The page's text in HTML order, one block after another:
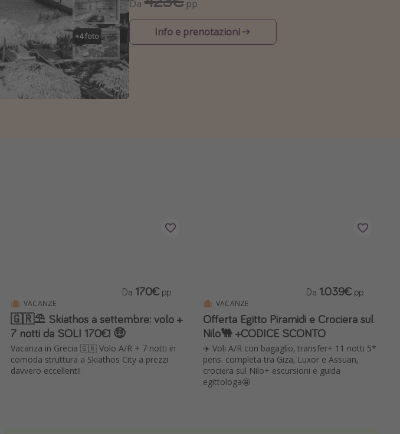
+4foto
Da pp
Info e prenotazioni
VACANZE
🇬🇷⛱️ Skiathos a settembre: volo +
7 notti da SOLI 170€! 🤑
Vacanza in Grecia 🇬🇷 Volo A/R + 7 notti in
comoda struttura a Skiathos City a prezzi
davvero eccellenti!
Da 170€ pp
VACANZE
Offerta Egitto Piramidi e Crociera sul
Nilo🐫 +CODICE SCONTO
✈️ Voli A/R con bagaglio, transfer+ 11 notti 5*
pens. completa tra Giza, Luxor e Assuan,
crociera sul Nilo+ escursioni e guida
egittologa🤩
Da 1.039€ pp